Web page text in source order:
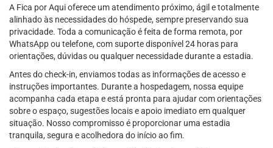
A Fica por Aqui oferece um atendimento próximo, ágil e totalmente
alinhado às necessidades do hóspede, sempre preservando sua
privacidade. Toda a comunicação é feita de forma remota, por
WhatsApp ou telefone, com suporte disponível 24 horas para
orientações, dúvidas ou qualquer necessidade durante a estadia.
Antes do check-in, enviamos todas as informações de acesso e
instruções importantes. Durante a hospedagem, nossa equipe
acompanha cada etapa e está pronta para ajudar com orientações
sobre o espaço, sugestões locais e apoio imediato em qualquer
situação. Nosso compromisso é proporcionar uma estadia
tranquila, segura e acolhedora do início ao fim.